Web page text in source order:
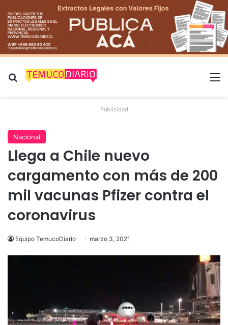
Buscar por
Publicidad
Nacional
Llega a Chile nuevo
cargamento con más de 200
mil vacunas Pfizer contra el
coronavirus
Equipo TemucoDiario marzo 3, 2021